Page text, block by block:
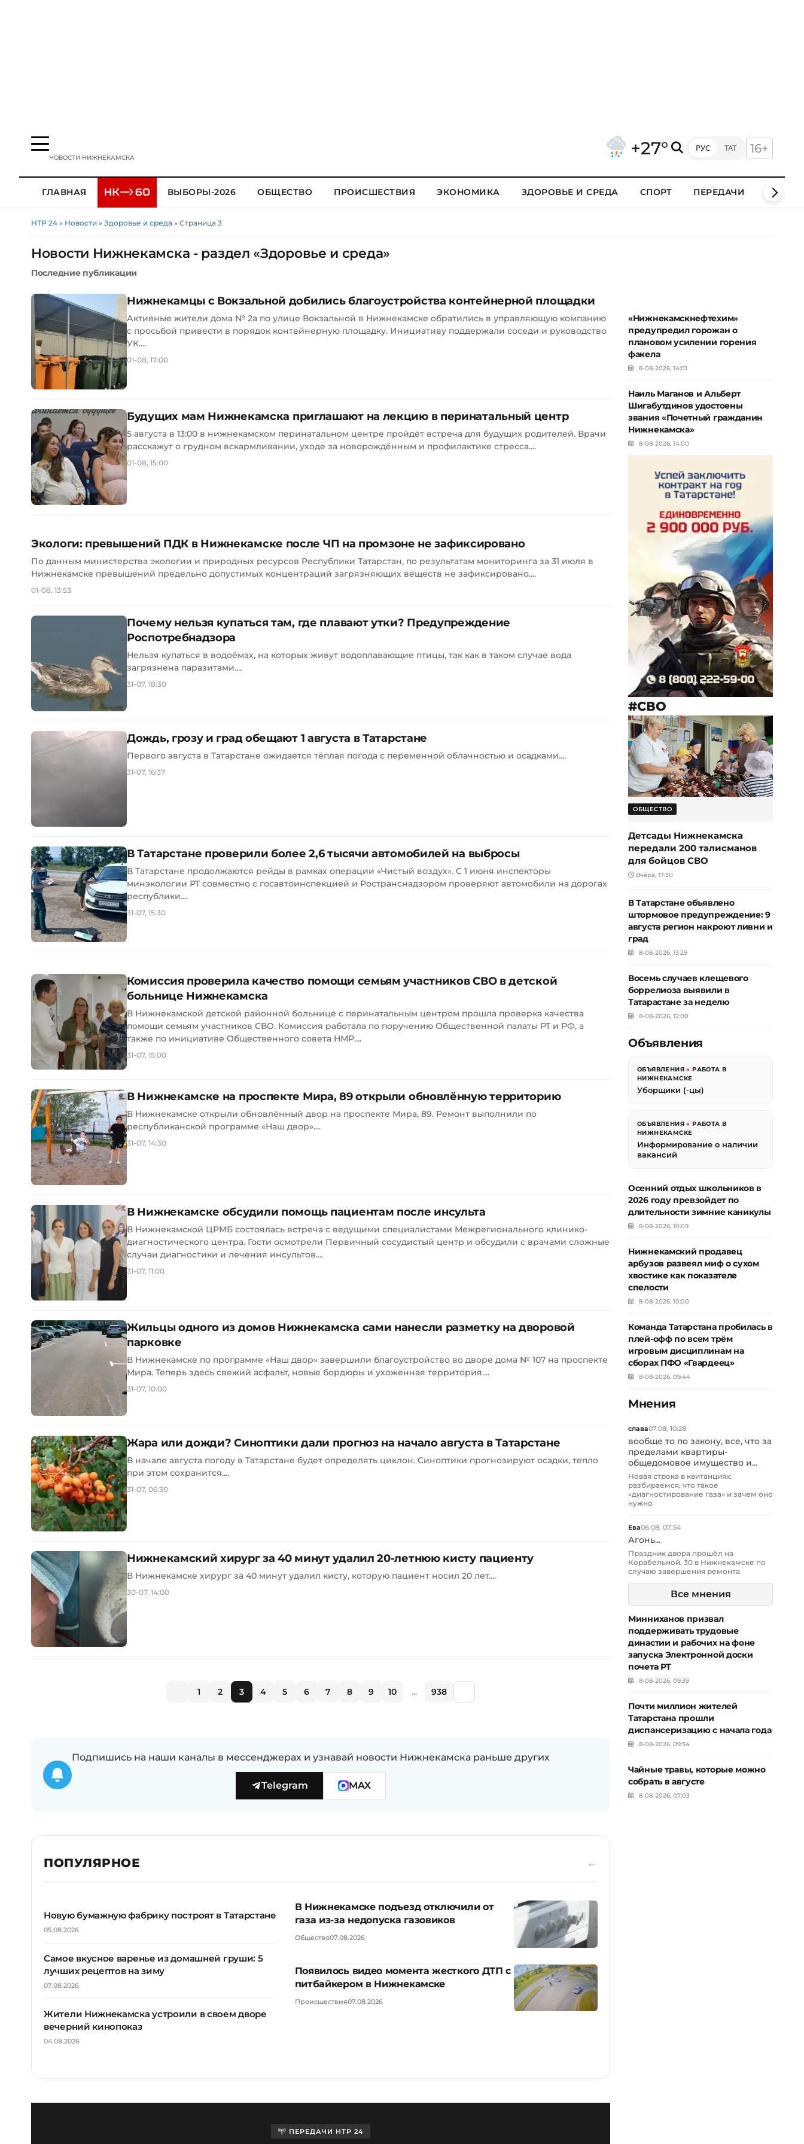
НОВОСТИ НИЖНЕКАМСКА +27° РУС ТАТ 16+
ГЛАВНАЯ ВЫБОРЫ-2026 ОБЩЕСТВО ПРОИСШЕСТВИЯ ЭКОНОМИКА ЗДОРОВЬЕ И СРЕДА СПОРТ ПЕРЕДАЧИ КЛИПЫ
НТР 24 » Новости » Здоровье и среда » Страница 3
Новости Нижнекамска - раздел «Здоровье и среда»
Последние публикации
Нижнекамцы с Вокзальной добились благоустройства контейнерной площадки
Активные жители дома № 2а по улице Вокзальной в Нижнекамске обратились в управляющую компанию
с просьбой привести в порядок контейнерную площадку. Инициативу поддержали соседи и руководство
УК....
01-08, 17:00
Будущих мам Нижнекамска приглашают на лекцию в перинатальный центр
5 августа в 13:00 в нижнекамском перинатальном центре пройдёт встреча для будущих родителей. Врачи
расскажут о грудном вскармливании, уходе за новорождённым и профилактике стресса....
01-08, 15:00
Экологи: превышений ПДК в Нижнекамске после ЧП на промзоне не зафиксировано
По данным министерства экологии и природных ресурсов Республики Татарстан, по результатам мониторинга за 31 июля в
Нижнекамске превышений предельно допустимых концентраций загрязняющих веществ не зафиксировано....
01-08, 13:53
Почему нельзя купаться там, где плавают утки? Предупреждение
Роспотребнадзора
Нельзя купаться в водоёмах, на которых живут водоплавающие птицы, так как в таком случае вода
загрязнена паразитами....
31-07, 18:30
Дождь, грозу и град обещают 1 августа в Татарстане
Первого августа в Татарстане ожидается тёплая погода с переменной облачностью и осадками....
31-07, 16:37
В Татарстане проверили более 2,6 тысячи автомобилей на выбросы
В Татарстане продолжаются рейды в рамках операции «Чистый воздух». С 1 июня инспекторы
минэкологии РТ совместно с госавтоинспекцией и Ространснадзором проверяют автомобили на дорогах
республики....
31-07, 15:30
Комиссия проверила качество помощи семьям участников СВО в детской
больнице Нижнекамска
В Нижнекамской детской районной больнице с перинатальным центром прошла проверка качества
помощи семьям участников СВО. Комиссия работала по поручению Общественной палаты РТ и РФ, а
также по инициативе Общественного совета НМР....
31-07, 15:00
В Нижнекамске на проспекте Мира, 89 открыли обновлённую территорию
В Нижнекамске открыли обновлённый двор на проспекте Мира, 89. Ремонт выполнили по
республиканской программе «Наш двор»....
31-07, 14:30
В Нижнекамске обсудили помощь пациентам после инсульта
В Нижнекамской ЦРМБ состоялась встреча с ведущими специалистами Межрегионального клинико-
диагностического центра. Гости осмотрели Первичный сосудистый центр и обсудили с врачами сложные
случаи диагностики и лечения инсультов....
31-07, 11:00
Жильцы одного из домов Нижнекамска сами нанесли разметку на дворовой
парковке
В Нижнекамске по программе «Наш двор» завершили благоустройство во дворе дома № 107 на проспекте
Мира. Теперь здесь свежий асфальт, новые бордюры и ухоженная территория....
31-07, 10:00
Жара или дожди? Синоптики дали прогноз на начало августа в Татарстане
В начале августа погоду в Татарстане будет определять циклон. Синоптики прогнозируют осадки, тепло
при этом сохранится....
31-07, 06:30
Нижнекамский хирург за 40 минут удалил 20-летнюю кисту пациенту
В Нижнекамске хирург за 40 минут удалил кисту, которую пациент носил 20 лет....
30-07, 14:00
1 2 3 4 5 6 7 8 9 10 ... 938
Подпишись на наши каналы в мессенджерах и узнавай новости Нижнекамска раньше других
Telegram MAX
ПОПУЛЯРНОЕ
Новую бумажную фабрику построят в Татарстане
05.08.2026
Самое вкусное варенье из домашней груши: 5
лучших рецептов на зиму
07.08.2026
Жители Нижнекамска устроили в своем дворе
вечерний кинопоказ
04.08.2026
В Нижнекамске подъезд отключили от
газа из-за недопуска газовиков
Общество07.08.2026
Появилось видео момента жесткого ДТП с
питбайкером в Нижнекамске
Происшествия07.08.2026
ПЕРЕДАЧИ НТР 24
«Нижнекамскнефтехим»
предупредил горожан о
плановом усилении горения
факела
8-08-2026, 14:01
Наиль Маганов и Альберт
Шигабутдинов удостоены
звания «Почетный гражданин
Нижнекамска»
8-08-2026, 14:00
#СВО
ОБЩЕСТВО
Детсады Нижнекамска
передали 200 талисманов
для бойцов СВО
Вчера, 17:30
В Татарстане объявлено
штормовое предупреждение: 9
августа регион накроют ливни и
град
8-08-2026, 13:29
Восемь случаев клещевого
боррелиоза выявили в
Татарастане за неделю
8-08-2026, 12:00
Объявления
ОБЪЯВЛЕНИЯ »РАБОТА В
НИЖНЕКАМСКЕ
Уборщики (-цы)
ОБЪЯВЛЕНИЯ »РАБОТА В
НИЖНЕКАМСКЕ
Информирование о наличии
вакансий
Осенний отдых школьников в
2026 году превзойдет по
длительности зимние каникулы
8-08-2026, 10:09
Нижнекамский продавец
арбузов развеял миф о сухом
хвостике как показателе
спелости
8-08-2026, 10:00
Команда Татарстана пробилась в
плей-офф по всем трём
игровым дисциплинам на
сборах ПФО «Гвардеец»
8-08-2026, 09:44
Мнения
слава07.08, 10:28
вообще то по закону, все, что за
пределами квартиры-
общедомовое имущество и...
Новая строка в квитанциях:
разбираемся, что такое
«диагностирование газа» и зачем оно
нужно
Ева06.08, 07:54
Агонь...
Праздник двора прошёл на
Корабельной, 30 в Нижнекамске по
случаю завершения ремонта
Все мнения
Минниханов призвал
поддерживать трудовые
династии и рабочих на фоне
запуска Электронной доски
почета РТ
8-08-2026, 09:39
Почти миллион жителей
Татарстана прошли
диспансеризацию с начала года
8-08-2026, 09:34
Чайные травы, которые можно
собрать в августе
8-08-2026, 07:03